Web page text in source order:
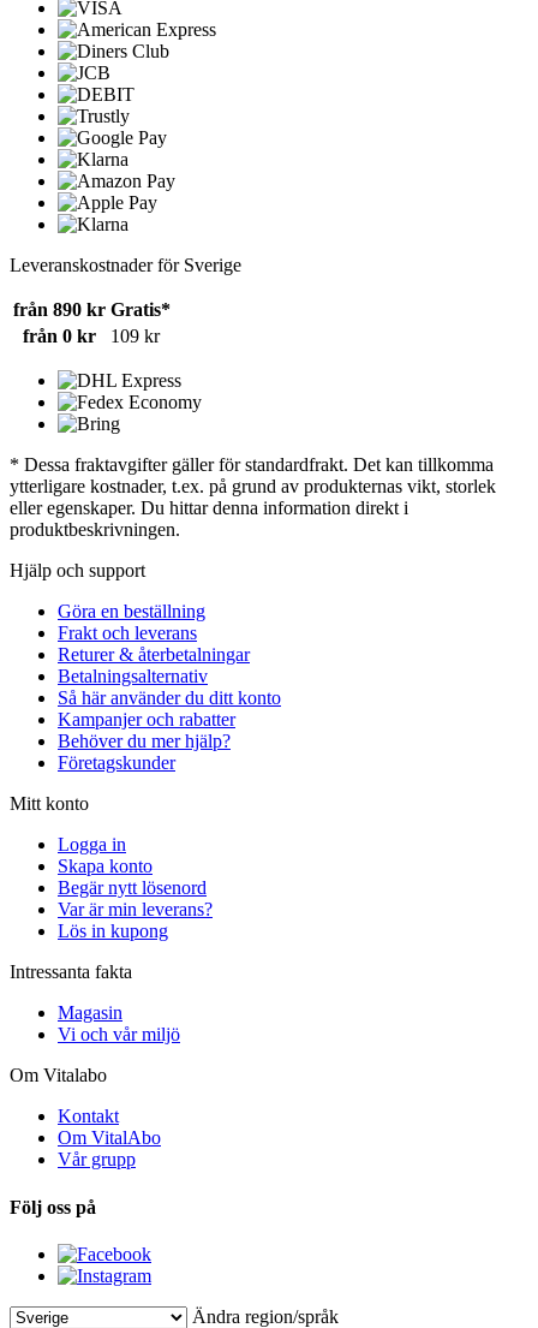
Leveranskostnader för Sverige
från 890 kr Gratis*
från 0 kr
109 kr
* Dessa fraktavgifter gäller för standardfrakt. Det kan tillkomma
ytterligare kostnader, t.ex. på grund av produkternas vikt, storlek
eller egenskaper. Du hittar denna information direkt i
produktbeskrivningen.
Hjälp och support
Göra en beställning
Frakt och leverans
Returer & återbetalningar
Betalningsalternativ
Så här använder du ditt konto
Kampanjer och rabatter
Behöver du mer hjälp?
Företagskunder
Mitt konto
Logga in
Skapa konto
Begär nytt lösenord
Var är min leverans?
Lös in kupong
Intressanta fakta
Magasin
Vi och vår miljö
Om Vitalabo
Kontakt
Om VitalAbo
Vår grupp
Följ oss på
Ändra region/språk